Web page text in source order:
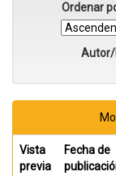
Ordenar
Autor/
Vista
previa
Fecha de